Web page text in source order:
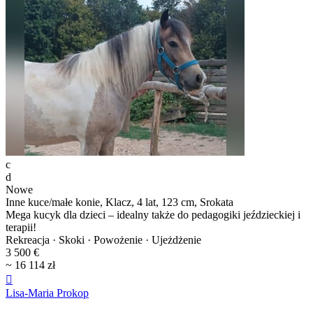
c
d
Nowe
Inne kuce/małe konie, Klacz, 4 lat, 123 cm, Srokata
Mega kucyk dla dzieci – idealny także do pedagogiki jeździeckiej i
terapii!
Rekreacja · Skoki · Powożenie · Ujeżdżenie
3 500 €
~ 16 114 zł

Lisa-Maria Prokop